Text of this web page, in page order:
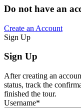
Do not have an
Create an Account
Sign Up
Sign Up
After creating an
status, track the
finished the tour.
Username*